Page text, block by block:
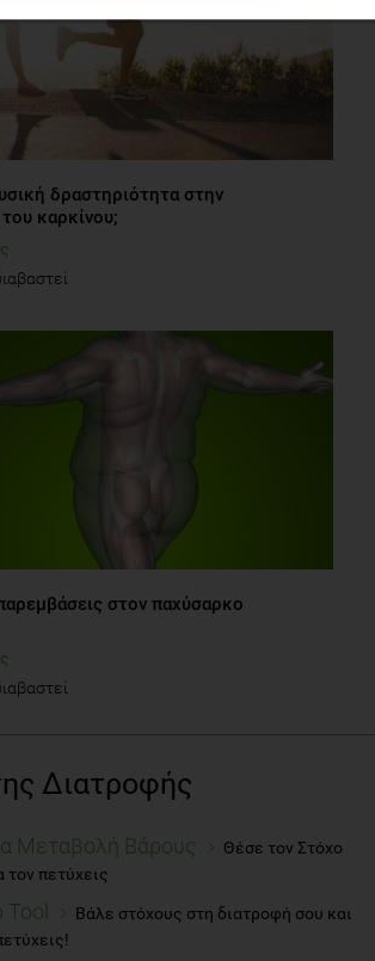
δραστηριότητα στην
καρκίνου;
στον παχύσαρκο
Διατροφής
Μεταβολή Βάρους
Θέσε τον Στόχο
τον πετύχεις
Tool
Βάλε στόχους στη διατροφή σου και